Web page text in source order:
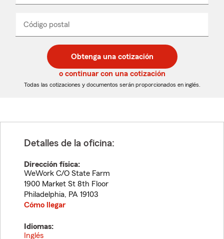
desplegable
Código postal
de
5
dígitos
de
5
dígitos
_____
Obtenga una cotización
o continuar con una cotización
Todas las cotizaciones y documentos serán proporcionados en inglés.
Detalles de la oficina:
Dirección física:
WeWork C/O State Farm
1900 Market St 8th Floor
Philadelphia, PA 19103
Cómo llegar
Idiomas:
Inglés